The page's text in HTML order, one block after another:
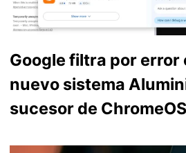
Google filtra por error
nuevo sistema
sucesor de ChromeOS